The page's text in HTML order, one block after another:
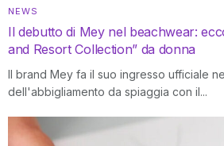
NEWS
Il debutto di Mey nel beachwear:
and Resort Collection” da donna
Il brand Mey fa il suo ingresso ufficiale
dell'abbigliamento da spiaggia con il...